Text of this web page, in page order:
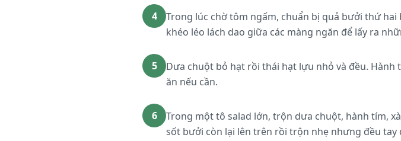
4
Trong lúc chờ tôm ngấm, chuẩn bị quả bưởi thứ
khéo léo lách dao giữa các màng ngăn để lấy ra
5
Dưa chuột bỏ hạt rồi thái hạt lựu nhỏ và đều.
ăn nếu cần.
6
Trong một tô salad lớn, trộn dưa chuột, hành tím,
sốt bưởi còn lại lên trên rồi trộn nhẹ nhưng đều